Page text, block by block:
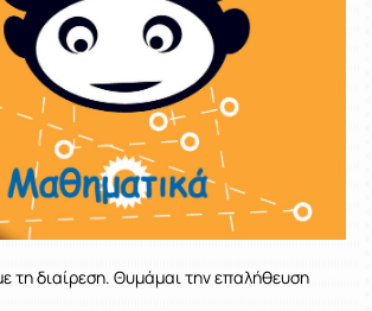
τη διαίρεση. Θυμάμαι την επαλήθευση